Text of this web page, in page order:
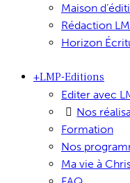
Maison
Rédaction
Horizon
+LMP-Editions
Editer avec
Nos
Formation
Nos
Ma vie à